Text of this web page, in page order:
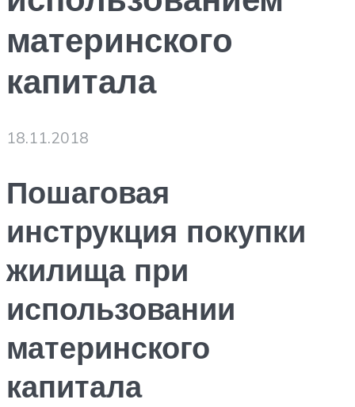
материнского
капитала
18.11.2018
Пошаговая
инструкция покупки
жилища при
использовании
материнского
капитала